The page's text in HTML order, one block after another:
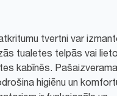
tvertni var
tualetes telpās vai
kabīnēs.
higiēnu un